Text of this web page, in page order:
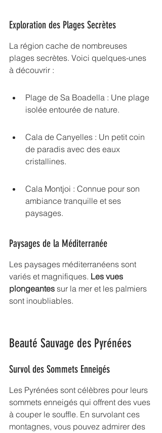
Exploration des Plages Secrètes
La région cache de nombreuses
plages secrètes. Voici quelques-unes
à découvrir :
Plage de Sa Boadella : Une plage
isolée entourée de nature.
Cala de Canyelles : Un petit coin
de paradis avec des eaux
cristallines.
Cala Montjoi : Connue pour son
ambiance tranquille et ses
paysages.
Paysages de la Méditerranée
Les paysages méditerranéens sont
variés et magnifiques. Les vues
plongeantes sur la mer et les palmiers
sont inoubliables.
Beauté Sauvage des Pyrénées
Survol des Sommets Enneigés
Les Pyrénées sont célèbres pour leurs
sommets enneigés qui offrent des vues
à couper le souffle. En survolant ces
montagnes, vous pouvez admirer des